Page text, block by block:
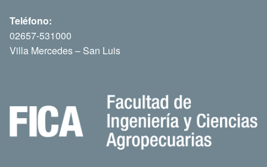
Teléfono:
02657-531000
Villa Mercedes – San Luis